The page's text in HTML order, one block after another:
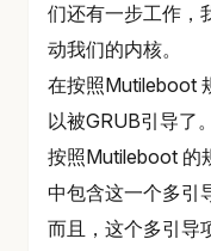
们还有一步工作，
动我们的内核。
在按照Mutileboot
以被GRUB引导了。
按照Mutileboot 的
中包含这一个多引
而且，这个多引导